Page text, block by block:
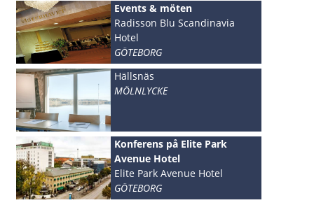
Events & möten
Radisson Blu Scandinavia
Hotel
GÖTEBORG
Hällsnäs
MÖLNLYCKE
Konferens på Elite Park
Avenue Hotel
Elite Park Avenue Hotel
GÖTEBORG